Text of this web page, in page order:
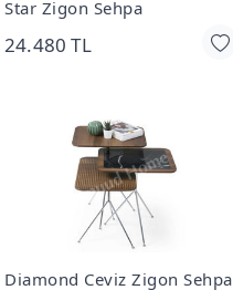
Star Zigon Sehpa
24.480 TL
Diamond Ceviz Zigon Sehpa